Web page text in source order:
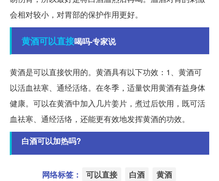
会相对较小，对胃部的保护作用更好。
黄酒可以直接喝吗-专家说
黄酒是可以直接饮用的。黄酒具有以下功效：1、黄酒可
以活血祛寒、通经活络。在冬季，适量饮用黄酒有益身体
健康。可以在黄酒中加入几片姜片，煮过后饮用，既可活
血祛寒、通经活络，还能更有效地发挥黄酒的功效。
白酒可以加热吗?
网络标签： 可以直接 白酒 黄酒